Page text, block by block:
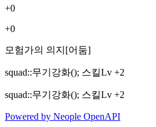
+0
+0
모험가의 의지[어둠]
squad::무기강화(); 스킬Lv +2
squad::무기강화(); 스킬Lv +2
Powered by Neople OpenAPI